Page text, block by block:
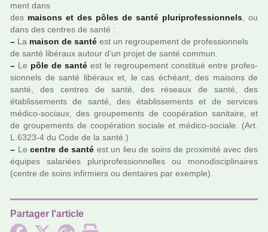
ment dans
des mai­sons et des pôles de santé plu­ri­pro­fes­sion­nels , ou
dans des cen­tres de santé :
– La maison de santé est un regrou­pe­ment de pro­fes­sion­nels
de santé libé­raux autour d’un projet de santé commun.
– Le pôle de santé est le regrou­pe­ment cons­ti­tué entre pro­fes­
sion­nels de santé libé­raux et, le cas échéant, des mai­sons de
santé, des cen­tres de santé, des réseaux de santé, des
établissements de santé, des établissements et de ser­vi­ces
médico-sociaux, des grou­pe­ments de coo­pé­ra­tion sani­taire, et
de grou­pe­ments de coo­pé­ra­tion sociale et médico-sociale. (Art.
L.6323-4 du Code de la santé.)
– Lecentre de santé est un lieu de soins de proxi­mité avec des
équipes sala­riées plu­ri­pro­fes­sion­nel­les ou mono­dis­ci­pli­nai­res
(centre de soins infir­miers ou den­tai­res par exem­ple).
Partager l'article